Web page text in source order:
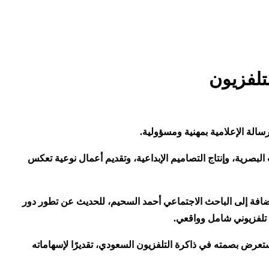
الإعلامية بمهنية ومسؤولية.
وإنتاج التصاميم الإبداعية، وتقديم أعمال نوعية تعكس
إلى الباحث الاجتماعي أحمد السحيم، للحديث عن تطور دور
شامل وواقعي.
بصمته في ذاكرة التلفزيون السعودي، تقديرًا لإسهاماته